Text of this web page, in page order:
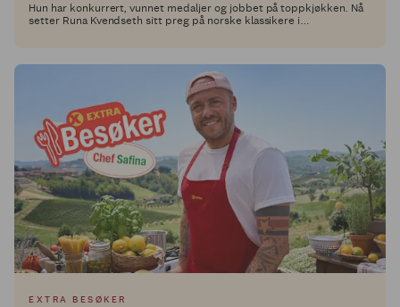
Hun har konkurrert, vunnet medaljer og jobbet på toppkjøkken. Nå
setter Runa Kvendseth sitt preg på norske klassikere i
EXTRA BESØKER